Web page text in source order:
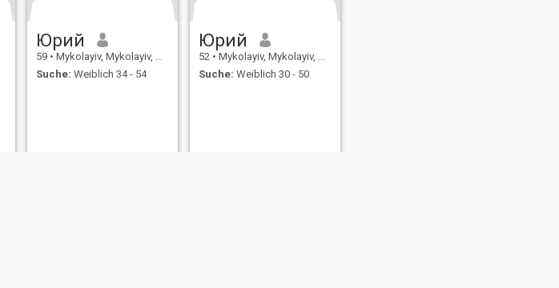
Юрий
59 • Mykolayiv, Mykolayiv, Ukraine
Suche: Weiblich 34 - 54
Юрий
52 • Mykolayiv, Mykolayiv, Ukraine
Suche: Weiblich 30 - 50